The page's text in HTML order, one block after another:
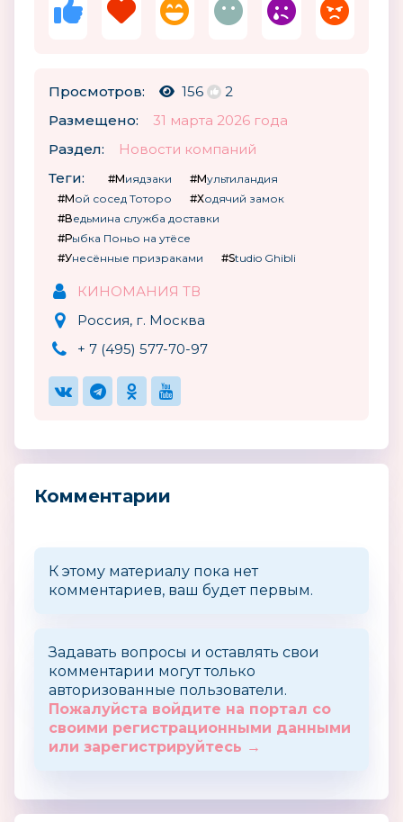
Просмотров: 156
2
Размещено:
31 марта 2026 года
Раздел:
Новости компаний
Теги:
#Миядзаки
#Мультиландия
#Мой сосед Тоторо
#Ходячий замок
#Ведьмина служба доставки
#Рыбка Поньо на утёсе
#Унесённые призраками
#Studio Ghibli
КИНОМАНИЯ ТВ
Россия, г. Москва
+ 7 (495) 577-70-97
Комментарии
К этому материалу пока нет
комментариев, ваш будет первым.
Задавать вопросы и оставлять свои
комментарии могут только
авторизованные пользователи.
Пожалуйста войдите на портал со
своими регистрационными данными
или зарегистрируйтесь →